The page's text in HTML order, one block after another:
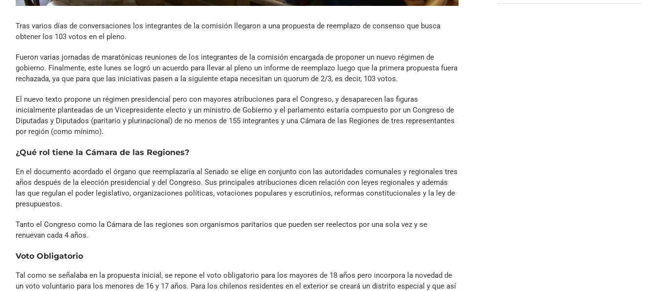
Tras varios días de conversaciones los integrantes de la comisión llegaron a una propuesta de reemplazo de consenso que busca
obtener los 103 votos en el pleno.
Fueron varias jornadas de maratónicas reuniones de los integrantes de la comisión encargada de proponer un nuevo régimen de
gobierno. Finalmente, este lunes se logró un acuerdo para llevar al pleno un informe de reemplazo luego que la primera propuesta fuera
rechazada, ya que para que las iniciativas pasen a la siguiente etapa necesitan un quorum de 2/3, es decir, 103 votos.
El nuevo texto propone un régimen presidencial pero con mayores atribuciones para el Congreso, y desaparecen las figuras
inicialmente planteadas de un Vicepresidente electo y un ministro de Gobierno y el parlamento estaría compuesto por un Congreso de
Diputadas y Diputados (paritario y plurinacional) de no menos de 155 integrantes y una Cámara de las Regiones de tres representantes
por región (como mínimo).
¿Qué rol tiene la Cámara de las Regiones?
En el documento acordado el órgano que reemplazaría al Senado se elige en conjunto con las autoridades comunales y regionales tres
años después de la elección presidencial y del Congreso. Sus principales atribuciones dicen relación con leyes regionales y además
las que regulan el poder legislativo, organizaciones políticas, votaciones populares y escrutinios, reformas constitucionales y la ley de
presupuestos.
Tanto el Congreso como la Cámara de las regiones son organismos paritarios que pueden ser reelectos por una sola vez y se
renuevan cada 4 años.
Voto Obligatorio
Tal como se señalaba en la propuesta inicial, se repone el voto obligatorio para los mayores de 18 años pero incorpora la novedad de
un voto voluntario para los menores de 16 y 17 años. Para los chilenos residentes en el exterior se creará un distrito especial y que así